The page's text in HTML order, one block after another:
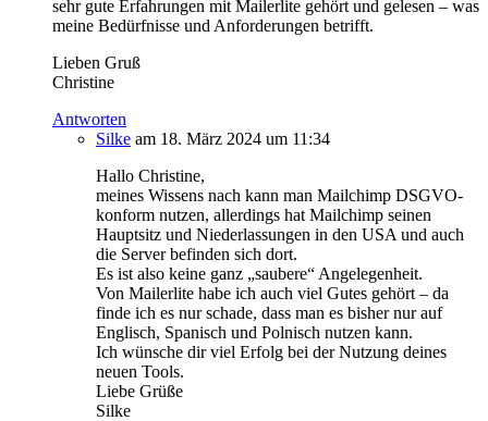
sehr gute Erfahrungen mit Mailerlite gehört und gelesen – was
meine Bedürfnisse und Anforderungen betrifft.
Lieben Gruß
Christine
Antworten
Silke am 18. März 2024 um 11:34
Hallo Christine,
meines Wissens nach kann man Mailchimp DSGVO-
konform nutzen, allerdings hat Mailchimp seinen
Hauptsitz und Niederlassungen in den USA und auch
die Server befinden sich dort.
Es ist also keine ganz „saubere“ Angelegenheit.
Von Mailerlite habe ich auch viel Gutes gehört – da
finde ich es nur schade, dass man es bisher nur auf
Englisch, Spanisch und Polnisch nutzen kann.
Ich wünsche dir viel Erfolg bei der Nutzung deines
neuen Tools.
Liebe Grüße
Silke